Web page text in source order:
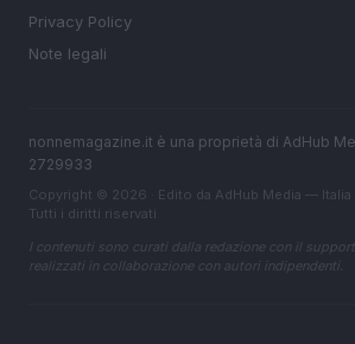
Privacy Policy
Note legali
nonnemagazine.it è una proprietà di AdHub
2729933
Copyright © 2026 · Edito da AdHub Media — Italia
Tutti i diritti riservati
I contenuti sono curati dalla redazione con il
realizzati in collaborazione con autori indipendenti.